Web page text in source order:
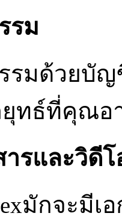
รม
รมด้วยบัญ
ทธ์ที่คุณอ
รและวิดีโ
มักจะมี